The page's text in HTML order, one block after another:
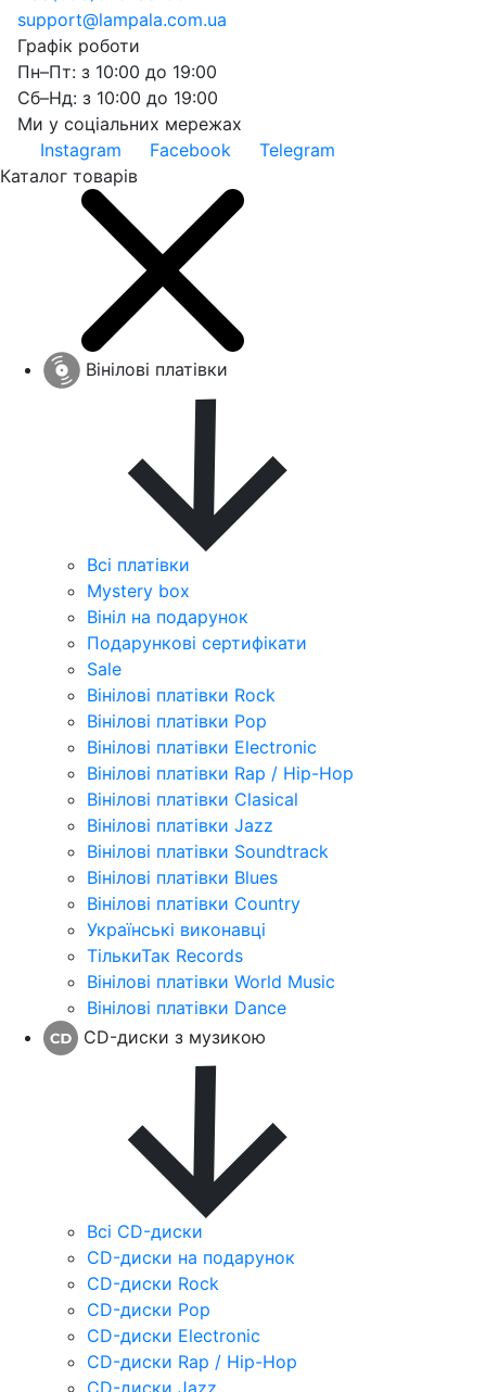
support@lampala.com.ua
Графік роботи
Пн–Пт: з 10:00 до 19:00
Сб–Нд: з 10:00 до 19:00
Ми у соціальних мережах
Instagram
Facebook
Telegram
Каталог товарів
Вінілові платівки
Всі платівки
Mystery box
Вініл на подарунок
Подарункові сертифікати
Sale
Вінілові платівки Rock
Вінілові платівки Pop
Вінілові платівки Electronic
Вінілові платівки Rap / Hip-Hop
Вінілові платівки Clasical
Вінілові платівки Jazz
Вінілові платівки Soundtrack
Вінілові платівки Blues
Вінілові платівки Country
Українські виконавці
ТількиТак Records
Вінілові платівки World Music
Вінілові платівки Dance
CD-диски з музикою
Всі CD-диски
CD-диски на подарунок
CD-диски Rock
CD-диски Pop
CD-диски Electronic
CD-диски Rap / Hip-Hop